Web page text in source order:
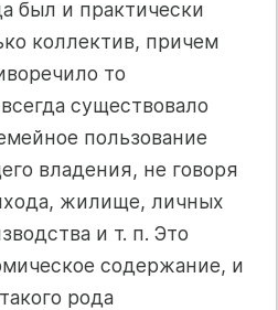
был и практически
коллектив, причем
то
существовало
пользование
владения, не говоря
жилище, личных
и т. п. Это
содержание, и
рода